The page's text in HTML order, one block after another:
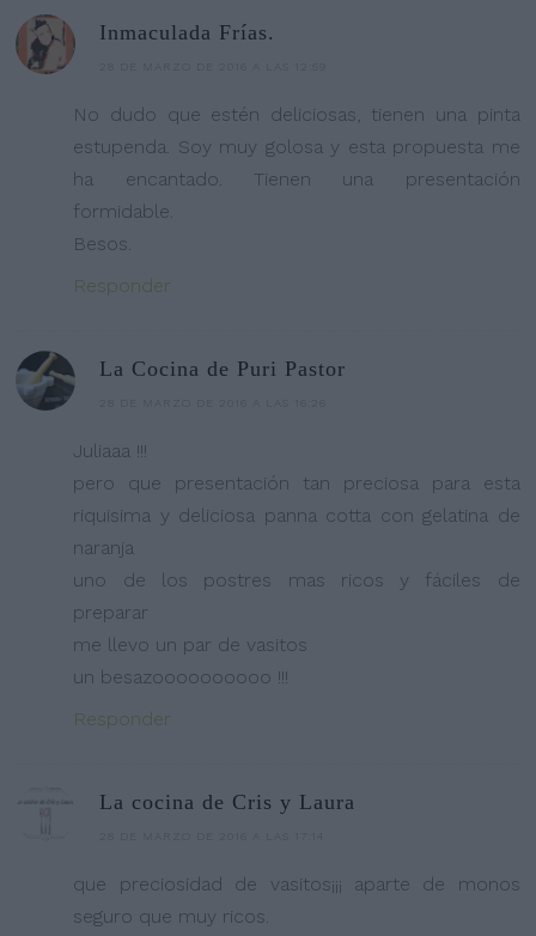
Inmaculada Frías.
No dudo que estén deliciosas, tienen una pinta
estupenda. Soy muy golosa y esta propuesta me
ha encantado. Tienen una presentación
formidable.
Besos.
Responder
La Cocina de Puri Pastor
Juliaaa !!!
pero que presentación tan preciosa para esta
riquisima y deliciosa panna cotta con gelatina de
naranja
uno de los postres mas ricos y fáciles de
preparar
me llevo un par de vasitos
un besazoooooooooo !!!
Responder
La cocina de Cris y Laura
que preciosidad de vasitos¡¡¡ aparte de monos
seguro que muy ricos.